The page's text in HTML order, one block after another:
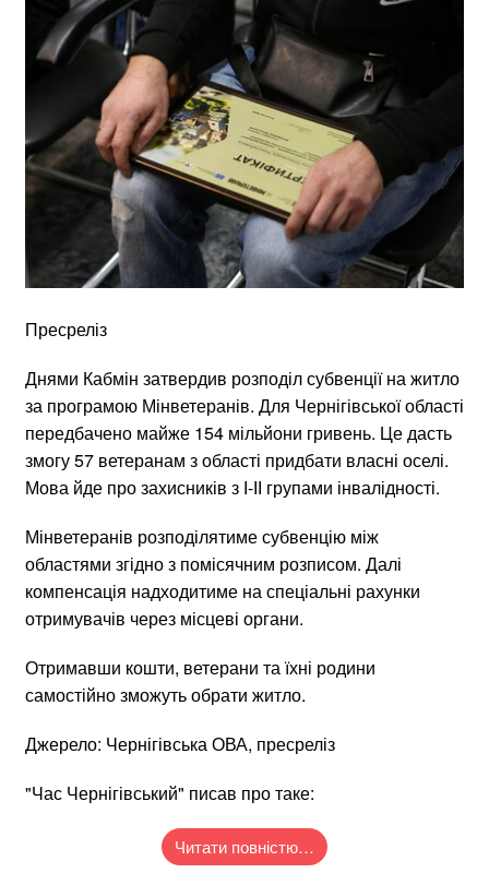
Пресреліз
Днями Кабмін затвердив розподіл субвенції на житло
за програмою Мінветеранів. Для Чернігівської області
передбачено майже 154 мільйони гривень. Це дасть
змогу 57 ветеранам з області придбати власні оселі.
Мова йде про захисників з І-ІІ групами інвалідності.
Мінветеранів розподілятиме субвенцію між
областями згідно з помісячним розписом. Далі
компенсація надходитиме на спеціальні рахунки
отримувачів через місцеві органи.
Отримавши кошти, ветерани та їхні родини
самостійно зможуть обрати житло.
Джерело: Чернігівська ОВА, пресреліз
"Час Чернігівський" писав про таке:
Читати повністю…